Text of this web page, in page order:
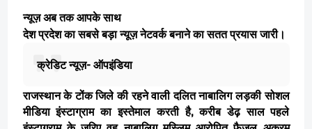
न्यूज़ अब तक आपके साथ
देश प्रदेश का सबसे बड़ा न्यूज़ नेटवर्क बनाने का सतत प्रयास जारी।
क्रेडिट न्यूज़- ऑपइंडिया
राजस्थान के टोंक जिले की रहने वाली दलित नाबालिग लड़की सोशल
मीडिया इंस्टाग्राम का इस्तेमाल करती है, करीब डेढ़ साल पहले